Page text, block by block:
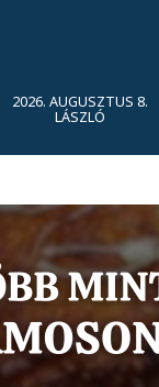
2026. AUGUSZTUS 8.
LÁSZLÓ